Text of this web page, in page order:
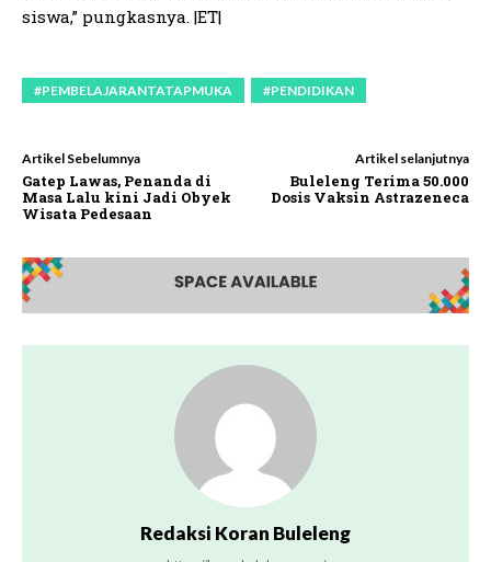
siswa,” pungkasnya. |ET|
#PEMBELAJARANTATAPMUKA #PENDIDIKAN
Artikel Sebelumnya
Gatep Lawas, Penanda di
Masa Lalu kini Jadi Obyek
Wisata Pedesaan
Artikel selanjutnya
Buleleng Terima 50.000
Dosis Vaksin Astrazeneca
Redaksi Koran Buleleng